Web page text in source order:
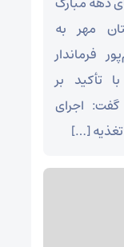
مهر به
فرماندار
تأکید بر
اجرای
[…]